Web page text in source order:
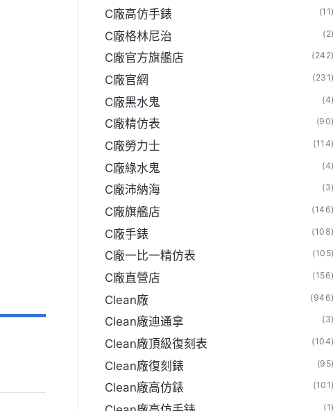
C廠高仿手錶
C廠格林尼治
C廠官方旗艦店
C廠官網
C廠黑水鬼
C廠精仿表
C廠勞力士
C廠綠水鬼
C廠沛納海
C廠旗艦店
C廠手錶
C廠一比一精仿表
C廠直營店
Clean廠
Clean廠迪通拿
Clean廠頂級復刻表
Clean廠復刻錶
Clean廠高仿錶